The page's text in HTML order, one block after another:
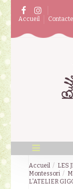
Accueil
Accueil LES
Montessori
L'ATELIER